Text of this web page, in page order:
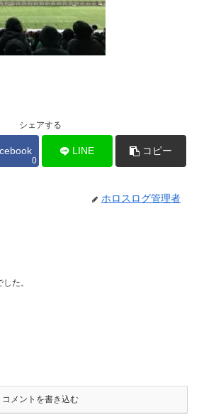
シェアする
0
LINE コピー
ホロスログ管理者
た。
コメントを書き込む